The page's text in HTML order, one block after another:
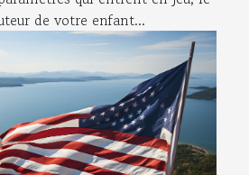
de votre enfant...